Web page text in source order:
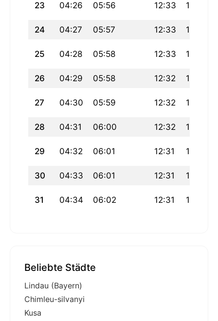
23 04:26 05:56 12:33 16:14
24 04:27 05:57 12:33 16:14
25 04:28 05:58 12:33 16:13
26 04:29 05:58 12:32 16:12
27 04:30 05:59 12:32 16:12
28 04:31 06:00 12:32 16:11
29 04:32 06:01 12:31 16:10
30 04:33 06:01 12:31 16:10
31 04:34 06:02 12:31 16:09
Beliebte Städte
Lindau (Bayern)
Chimleu-silvanyi
Kusa